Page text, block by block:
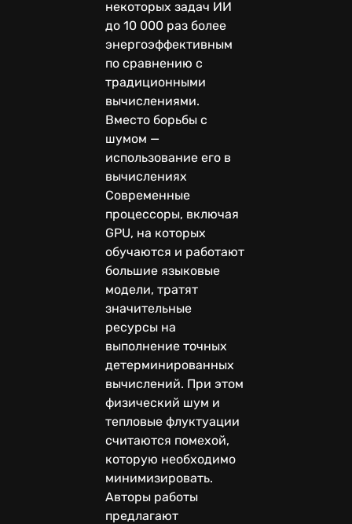
некоторых задач ИИ
до 10 000 раз более
энергоэффективным
по сравнению с
традиционными
вычислениями.
Вместо борьбы с
шумом —
использование его в
вычислениях
Современные
процессоры, включая
GPU, на которых
обучаются и работают
большие языковые
модели, тратят
значительные
ресурсы на
выполнение точных
детерминированных
вычислений. При этом
физический шум и
тепловые флуктуации
считаются помехой,
которую необходимо
минимизировать.
Авторы работы
предлагают